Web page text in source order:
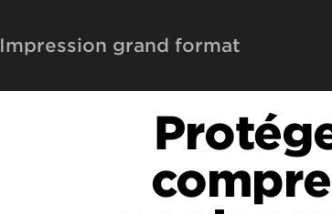
Impression grand format